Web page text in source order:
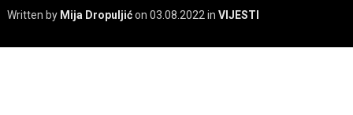
Written by Mija Dropuljićon 03.08.2022 in VIJESTI